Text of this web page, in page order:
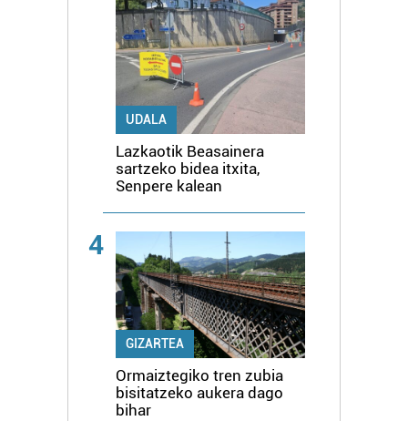
UDALA
Lazkaotik Beasainera
sartzeko bidea itxita,
Senpere kalean
4
GIZARTEA
Ormaiztegiko tren zubia
bisitatzeko aukera dago
bihar